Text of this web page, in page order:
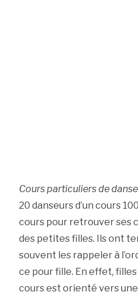
Cours particuliers de
20 danseurs d’un cours
cours pour retrouver ses
des petites filles. Ils ont
souvent les rappeler à
ce pour fille. En effet,
cours est orienté vers